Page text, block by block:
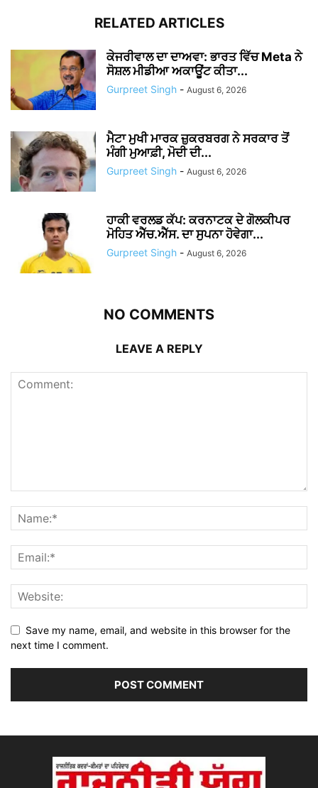
RELATED ARTICLES
ਕੇਜਰੀਵਾਲ ਦਾ ਦਾਅਵਾ: ਭਾਰਤ ਵਿੱਚ Meta ਨੇ
ਸੋਸ਼ਲ ਮੀਡੀਆ ਅਕਾਊਂਟ ਕੀਤਾ...
Gurpreet Singh - August 6, 2026
ਮੈਟਾ ਮੁਖੀ ਮਾਰਕ ਜ਼ੁਕਰਬਰਗ ਨੇ ਸਰਕਾਰ ਤੋਂ
ਮੰਗੀ ਮੁਆਫ਼ੀ, ਮੋਦੀ ਦੀ...
Gurpreet Singh - August 6, 2026
ਹਾਕੀ ਵਰਲਡ ਕੱਪ: ਕਰਨਾਟਕ ਦੇ ਗੋਲਕੀਪਰ
ਮੋਹਿਤ ਐੱਚ.ਐੱਸ. ਦਾ ਸੁਪਨਾ ਹੋਵੇਗਾ...
Gurpreet Singh - August 6, 2026
NO COMMENTS
LEAVE A REPLY
Save my name, email, and website in this browser for the
next time I comment.